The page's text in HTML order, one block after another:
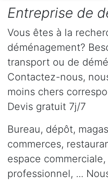
Entreprise de
Vous êtes à la
déménagement?
transport ou de
Contactez-nous,
moins chers
Devis gratuit 7j/7
Bureau, dépôt,
commerces,
espace
professionnel, ...